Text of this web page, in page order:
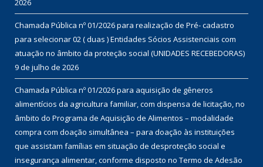
2026
Chamada Pública nº 01/2026 para realização de Pré- cadastro
para selecionar 02 ( duas ) Entidades Sócios Assistenciais com
atuação no âmbito da proteção social (UNIDADES RECEBEDORAS)
9 de julho de 2026
Chamada Pública nº 01/2026 para aquisição de gêneros
alimentícios da agricultura familiar, com dispensa de licitação, no
âmbito do Programa de Aquisição de Alimentos – modalidade
compra com doação simultânea – para doação às instituições
que assistam famílias em situação de desproteção social e
insegurança alimentar, conforme disposto no Termo de Adesão